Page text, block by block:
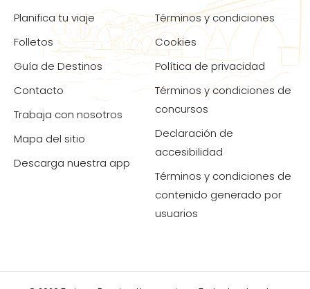
Planifica tu viaje
Folletos
Guía de Destinos
Contacto
Trabaja con nosotros
Mapa del sitio
Descarga nuestra app
Términos y condiciones
Cookies
Política de privacidad
Términos y condiciones de
concursos
Declaración de
accesibilidad
Términos y condiciones de
contenido generado por
usuarios